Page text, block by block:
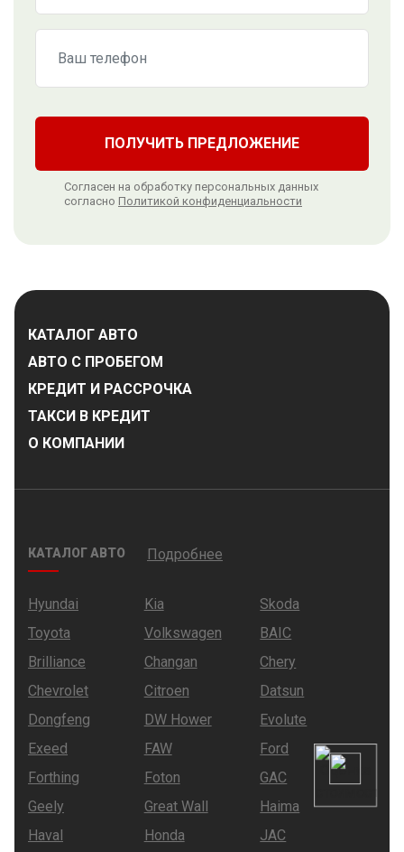
ПОЛУЧИТЬ ПРЕДЛОЖЕНИЕ
Согласен на обработку персональных данных
согласно Политикой конфиденциальности
КАТАЛОГ АВТО
АВТО С ПРОБЕГОМ
КРЕДИТ И РАССРОЧКА
ТАКСИ В КРЕДИТ
О КОМПАНИИ
КАТАЛОГ АВТО Подробнее
Hyundai Kia
Skoda
Toyota
Volkswagen
BAIC
Brilliance
Changan
Chery
Chevrolet
Citroen
Datsun
Dongfeng
DW Hower
Evolute
Exeed
FAW
Ford
Forthing
Foton
GAC
Geely
Great Wall
Haima
Haval
Honda JAC